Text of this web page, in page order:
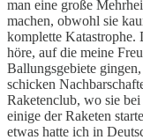
man eine große
machen, obwohl sie
komplette Katastrophe.
höre, auf die meine
Ballungsgebiete
schicken
Raketenclub, wo sie
einige der Raketen
etwas hatte ich in